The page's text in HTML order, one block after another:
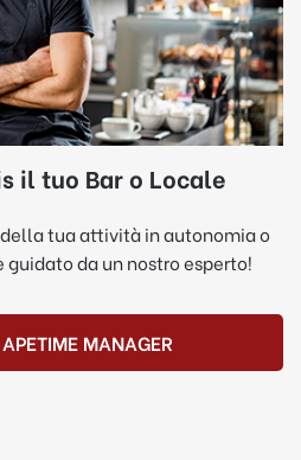
il tuo Bar o Locale
tua attività in autonomia o
da un nostro esperto!
MANAGER